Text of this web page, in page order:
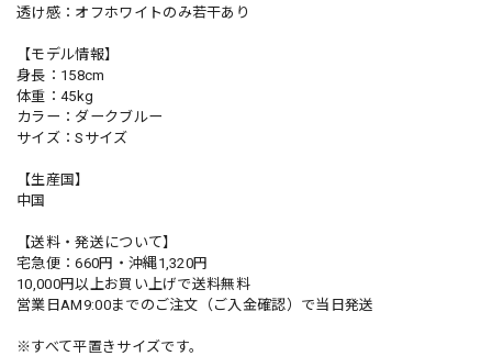
透け感：オフホワイトのみ若干あり
【モデル情報】
身長：158cm
体重：45kg
カラー：ダークブルー
サイズ：Sサイズ
【生産国】
中国
【送料・発送について】
宅急便：660円・沖縄1,320円
10,000円以上お買い上げで送料無料
営業日AM9:00までのご注文（ご入金確認）で当日発送
※すべて平置きサイズです。